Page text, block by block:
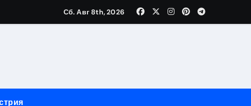
Сб. Авг 8th, 2026